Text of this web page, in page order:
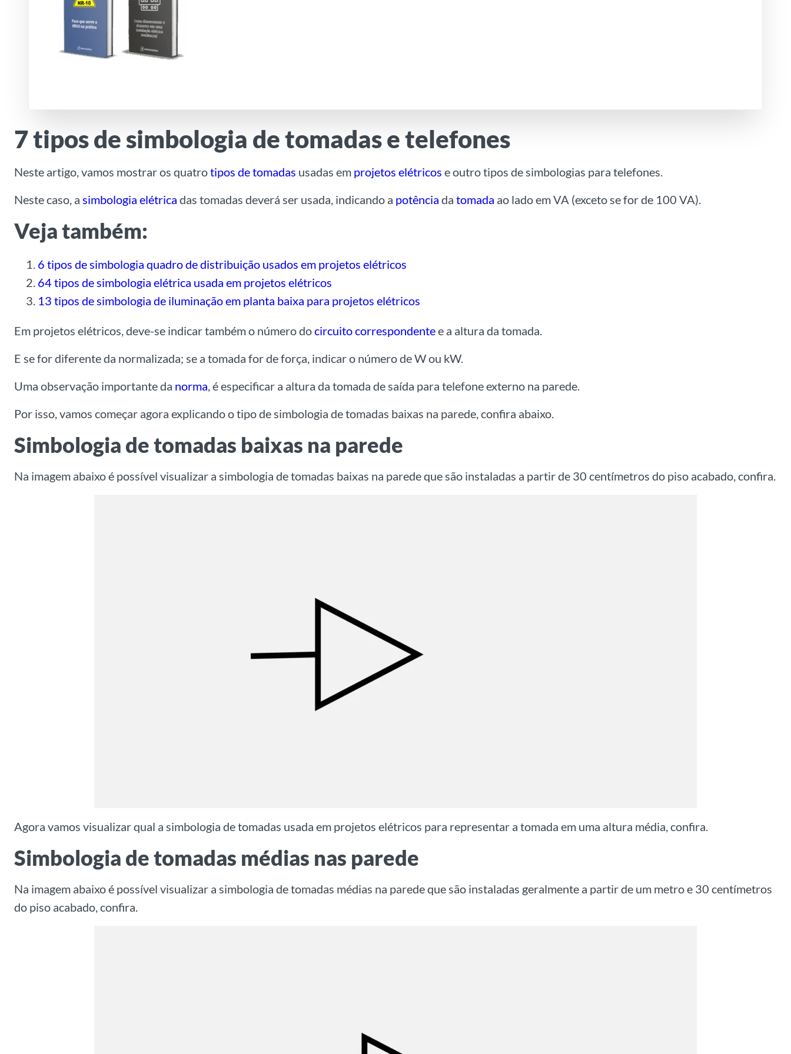
7 tipos de simbologia de tomadas e telefones
Neste artigo, vamos mostrar os quatrotipos de tomadas usadas em projetos elétricos e outro tipos de simbologias para telefones.
Neste caso, a simbologia elétrica das tomadas deverá ser usada, indicando a potência da tomada ao lado em VA (exceto se for de 100 VA).
Veja também:
6 tipos de simbologia quadro de distribuição usados em projetos elétricos
64 tipos de simbologia elétrica usada em projetos elétricos
13 tipos de simbologia de iluminação em planta baixa para projetos elétricos
Em projetos elétricos, deve-se indicar também o número docircuito correspondentee a altura da tomada.
E se for diferente da normalizada; se a tomada for de força, indicar o número de W ou kW.
Uma observação importante da norma, é especificar a altura da tomada de saída para telefone externo na parede.
Por isso, vamos começar agora explicando o tipo de simbologia de tomadas baixas na parede, confira abaixo.
Simbologia de tomadas baixas na parede
Na imagem abaixo é possível visualizar a simbologia de tomadas baixas na parede que são instaladas a partir de 30 centímetros do piso acabado, confira.
Agora vamos visualizar qual a simbologia de tomadas usada em projetos elétricos para representar a tomada em uma altura média, confira.
Simbologia de tomadas médias nas parede
Na imagem abaixo é possível visualizar a simbologia de tomadas médias na parede que são instaladas geralmente a partir de um metro e 30 centímetros
do piso acabado, confira.